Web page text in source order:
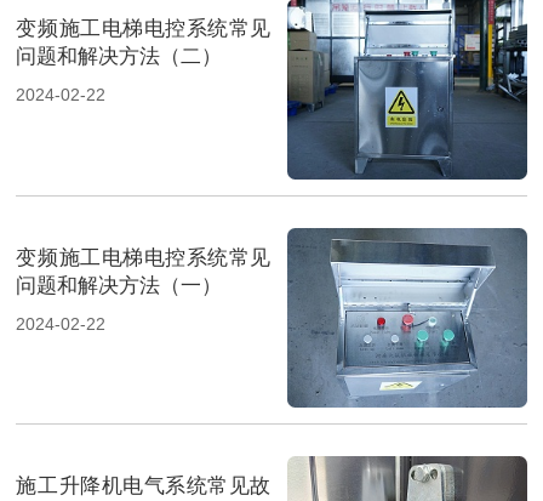
变频施工电梯电控系统常见
问题和解决方法（二）
2024-02-22
变频施工电梯电控系统常见
问题和解决方法（一）
2024-02-22
施工升降机电气系统常见故